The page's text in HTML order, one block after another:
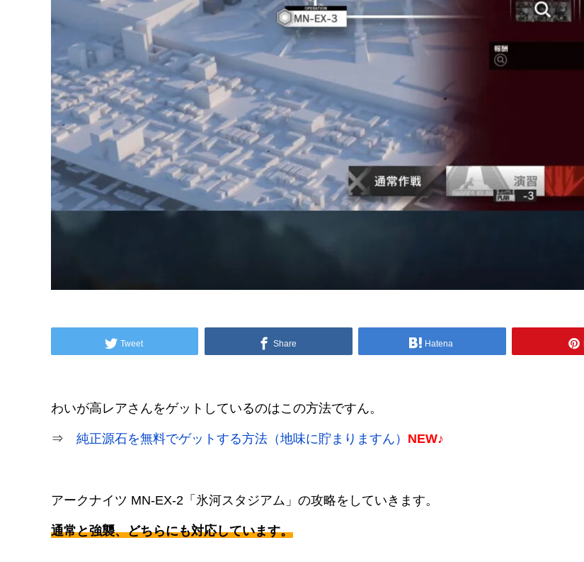
Tweet Share Hatena
わいが高レアさんをゲットしているのはこの方法ですん。
⇒ 純正源石を無料でゲットする方法（地味に貯まりますん） NEW♪
アークナイツ MN-EX-2「氷河スタジアム」の攻略をしていきます。
通常と強襲、どちらにも対応しています。